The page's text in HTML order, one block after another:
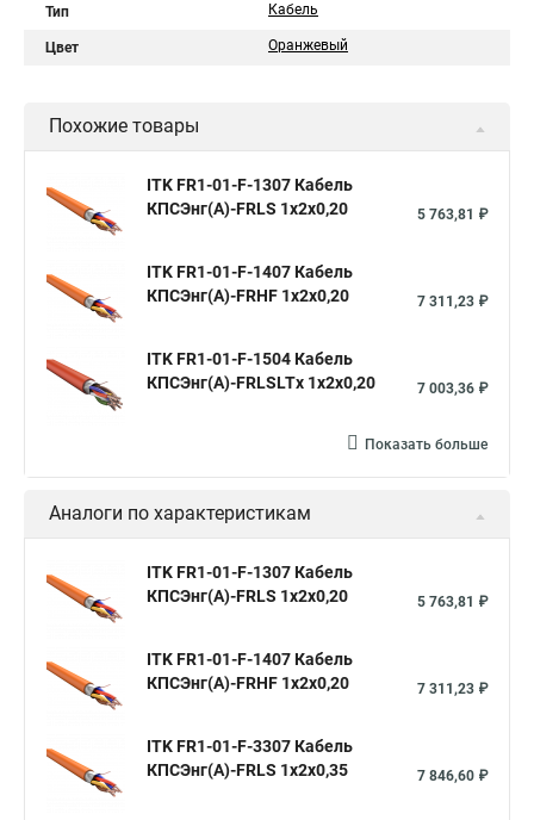
Тип Кабель
Цвет Оранжевый
Похожие товары
ITK FR1-01-F-1307 Кабель
КПСЭнг(А)-FRLS 1х2х0,20
5 763,81 ₽
ITK FR1-01-F-1407 Кабель
КПСЭнг(А)-FRHF 1х2х0,20
7 311,23 ₽
ITK FR1-01-F-1504 Кабель
КПСЭнг(А)-FRLSLTх 1х2х0,20
7 003,36 ₽
Показать больше
Аналоги по характеристикам
ITK FR1-01-F-1307 Кабель
КПСЭнг(А)-FRLS 1х2х0,20
5 763,81 ₽
ITK FR1-01-F-1407 Кабель
КПСЭнг(А)-FRHF 1х2х0,20
7 311,23 ₽
ITK FR1-01-F-3307 Кабель
КПСЭнг(А)-FRLS 1х2х0,35
7 846,60 ₽